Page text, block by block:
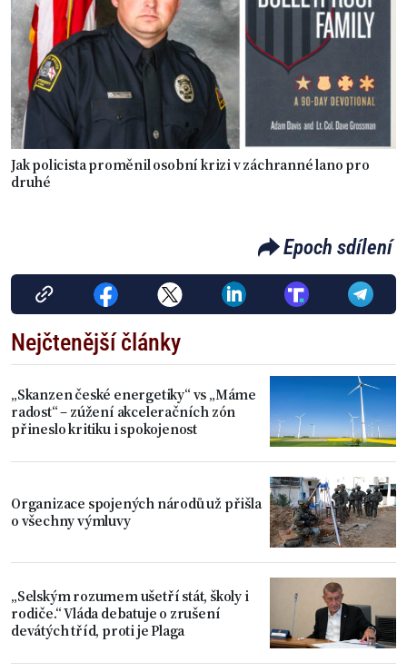
Jak policista proměnil osobní krizi v záchranné lano pro
druhé
Epoch sdílení
Nejčtenější články
„Skanzen české energetiky“ vs „Máme
radost“ – zúžení akceleračních zón
přineslo kritiku i spokojenost
Organizace spojených národů už přišla
o všechny výmluvy
„Selským rozumem ušetří stát, školy i
rodiče.“ Vláda debatuje o zrušení
devátých tříd, proti je Plaga